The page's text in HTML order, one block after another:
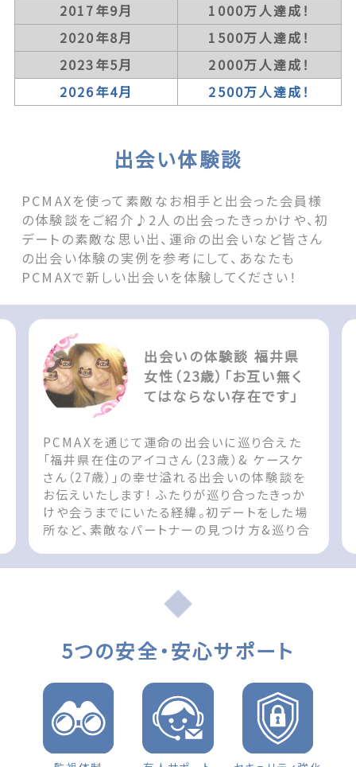
2017年9月
1000万人達成！
2020年8月
1500万人達成！
2023年5月
2000万人達成！
2026年4月
2500万人達成！
出会い体験談
PCMAXを使って素敵なお相手と出会った会員様
の体験談をご紹介♪2人の出会ったきっかけや、初
デートの素敵な思い出、運命の出会いなど皆さん
の出会い体験の実例を参考にして、あなたも
PCMAXで新しい出会いを体験してください！
出会いの体験談 福井県
女性（23歳）「お互い無く
てはならない存在です」
PCMAXを通じて運命の出会いに巡り合えた
「福井県在住のアイコさん（23歳）& ケースケ
さん（27歳）」の幸せ溢れる出会いの体験談を
お伝えいたします! ふたりが巡り合ったきっか
けや会うまでにいたる経緯。初デートをした場
所など、素敵なパートナーの見つけ方&巡り合
post 出会いの体験談 福井県 女性（23歳）
appeared on 出会いマッチングサイト
5つの安全・安心サポート